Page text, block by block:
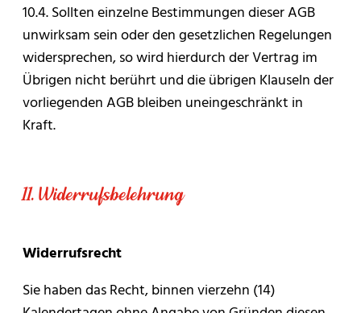
10.4. Sollten einzelne Bestimmungen dieser AGB
unwirksam sein oder den gesetzlichen Regelungen
widersprechen, so wird hierdurch der Vertrag im
Übrigen nicht berührt und die übrigen Klauseln der
vorliegenden AGB bleiben uneingeschränkt in
Kraft.
11. Widerrufsbelehrung
Widerrufsrecht
Sie haben das Recht, binnen vierzehn (14)